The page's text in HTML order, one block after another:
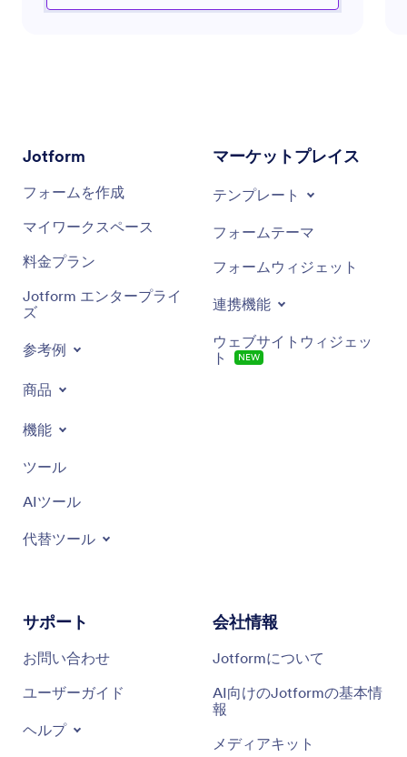
Jotform
フォームを作成
マイワークスペース
料金プラン
Jotform エンタープライ
ズ
参考例
商品
機能
ツール
AIツール
代替ツール
マーケットプレイス
テンプレート
フォームテーマ
フォームウィジェット
連携機能
ウェブサイトウィジェッ
ト
NEW
サポート
お問い合わせ
ユーザーガイド
ヘルプ
会社情報
Jotformについて
AI向けのJotformの基本情
報
メディアキット